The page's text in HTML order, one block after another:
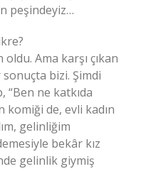
peşindeyiz…
Ama karşı çıkan
bizi. Şimdi
“Ben ne katkıda
komiği de, evli kadın
gelinliğim
bekâr kız
gelinlik giymiş